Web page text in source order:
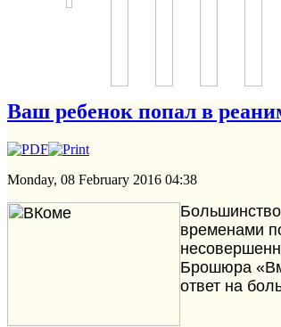
Ваш ребенок попал в
Monday, 08 February 2016 04:38
временами
Брошюра
ответ на